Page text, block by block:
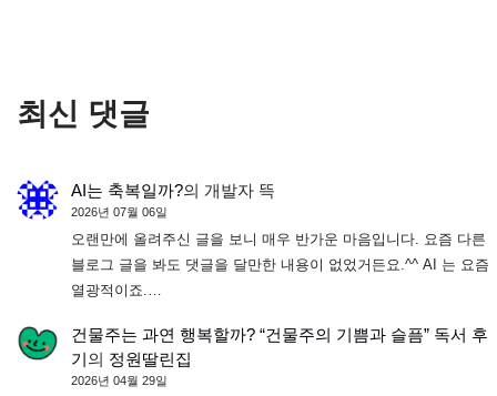
최신 댓글
AI는 축복일까?의 개발자 뜩
2026년 07월 06일
오랜만에 올려주신 글을 보니 매우 반가운 마음입니다. 요즘 다른
블로그 글을 봐도 댓글을 달만한 내용이 없었거든요.^^ AI 는 요즘
열광적이죠.…
건물주는 과연 행복할까? “건물주의 기쁨과 슬픔” 독서 후
기의 정원딸린집
2026년 04월 29일